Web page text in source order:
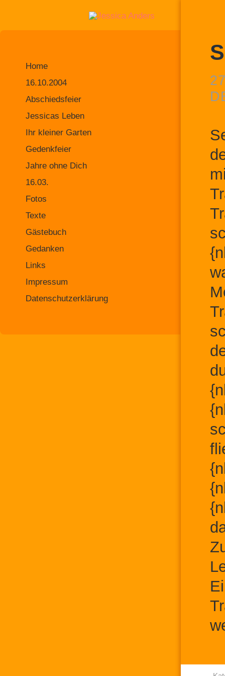
Home
16.10.2004
Abschiedsfeier
Jessicas Leben
Ihr kleiner Garten
Gedenkfeier
Jahre ohne Dich
16.03.
Fotos
Texte
Gästebuch
Gedanken
Links
Impressum
Datenschutzerklärung